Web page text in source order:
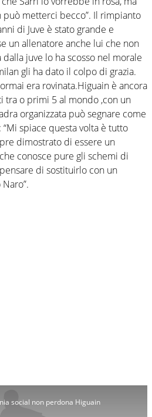
metterci becco”. Il rimpianto
di Juve è stato grande e
un allenatore anche lui che non
dalla juve lo ha scosso nel morale
gli ha dato il colpo di grazia.
era rovinata.Higuain è ancora
tra o primi 5 al mondo ,con un
organizzata può segnare come
spiace questa volta è tutto
dimostrato di essere un
conosce pure gli schemi di
di sostituirlo con un
social non perdona Higuain